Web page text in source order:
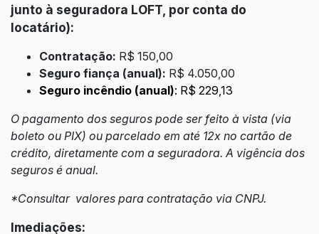
junto à seguradora LOFT, por conta do
locatário):
Contratação: R$ 150,00
Seguro fiança (anual): R$ 4.050,00
Seguro incêndio (anual): R$ 229,13
O pagamento dos seguros pode ser feito à vista (via
boleto ou PIX) ou parcelado em até 12x no cartão de
crédito, diretamente com a seguradora. A vigência dos
seguros é anual.
*Consultar valores para contratação via CNPJ.
Imediações: